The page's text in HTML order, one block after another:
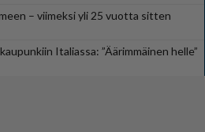
– viimeksi yli 25 vuotta sitten
Italiassa: ”Äärimmäinen helle”